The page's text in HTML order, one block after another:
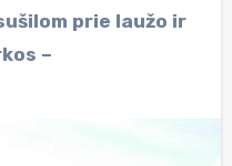
prie laužo ir
–